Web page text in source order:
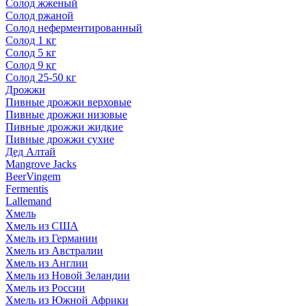
Солод жженый
Солод ржаной
Солод неферментированный
Солод 1 кг
Солод 5 кг
Солод 9 кг
Солод 25-50 кг
Дрожжи
Пивные дрожжи верховые
Пивные дрожжи низовые
Пивные дрожжи жидкие
Пивные дрожжи сухие
Дед Алтай
Mangrove Jacks
BeerVingem
Fermentis
Lallemand
Хмель
Хмель из США
Хмель из Германии
Хмель из Австралии
Хмель из Англии
Хмель из Новой Зеландии
Хмель из России
Хмель из Южной Африки